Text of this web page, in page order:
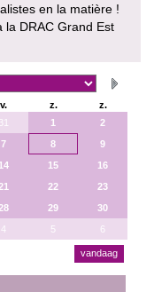
en la matière !
la DRAC Grand Est
v. z.
z.
31 1
2
7 8
9
14 15
16
22
23
29
30
4 5 6
vandaag